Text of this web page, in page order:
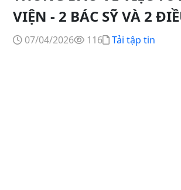
VIỆN - 2 BÁC SỸ VÀ 2
07/04/2026 116 Tải tập tin